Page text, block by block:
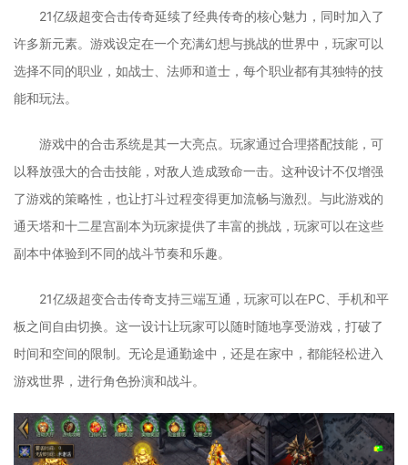
21亿级超变合击传奇延续了经典传奇的核心魅力，同时加入了
许多新元素。游戏设定在一个充满幻想与挑战的世界中，玩家可以
选择不同的职业，如战士、法师和道士，每个职业都有其独特的技
能和玩法。
游戏中的合击系统是其一大亮点。玩家通过合理搭配技能，可
以释放强大的合击技能，对敌人造成致命一击。这种设计不仅增强
了游戏的策略性，也让打斗过程变得更加流畅与激烈。与此游戏的
通天塔和十二星宫副本为玩家提供了丰富的挑战，玩家可以在这些
副本中体验到不同的战斗节奏和乐趣。
21亿级超变合击传奇支持三端互通，玩家可以在PC、手机和平
板之间自由切换。这一设计让玩家可以随时随地享受游戏，打破了
时间和空间的限制。无论是通勤途中，还是在家中，都能轻松进入
游戏世界，进行角色扮演和战斗。